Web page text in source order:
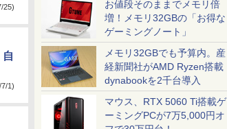
お値段そのままでメモリ倍
増！メモリ32GBの「お得な
ゲーミングノート」
メモリ32GBでも予算内。産
経新聞社がAMD Ryzen搭載
dynabookを2千台導入
マウス、RTX 5060 Ti搭載ゲ
ーミングPCが7万5,000円オ
25)
1)